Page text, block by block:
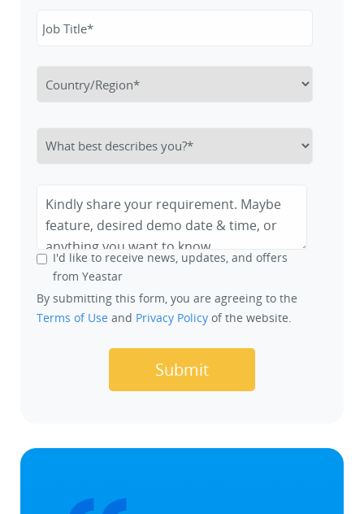
I'd like to receive news, updates, and offers
from Yeastar
By submitting this form, you are agreeing to the
Terms of Use and Privacy Policy of the website.